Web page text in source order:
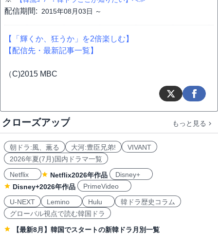
配信期間: 2015年08月03日 ～
【「輝くか、狂うか」を2倍楽しむ】
【配信先・最新記事一覧】
（C)2015 MBC
クローズアップ もっと見る
朝ドラ:風、薫る 大河:豊臣兄弟!
VIVANT
2026年夏(7月)国内ドラマ一覧
Netflix
Netflix2026年作品
Disney+
Disney+2026年作品
PrimeVideo
U-NEXT
Lemino Hulu
韓ドラ歴史コラム
グローバル視点で読む韓国ドラ
【最新8月】韓国でスタートの新韓ドラ月別一覧